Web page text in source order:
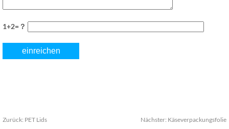
1+2=？
Zurück: PET Lids Nächster: Käseverpackungsfolie